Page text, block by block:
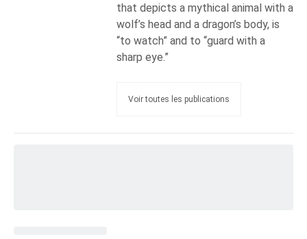
that depicts a mythical animal with a
wolf’s head and a dragon’s body, is
“to watch” and to “guard with a
sharp eye.”
Voir toutes les publications